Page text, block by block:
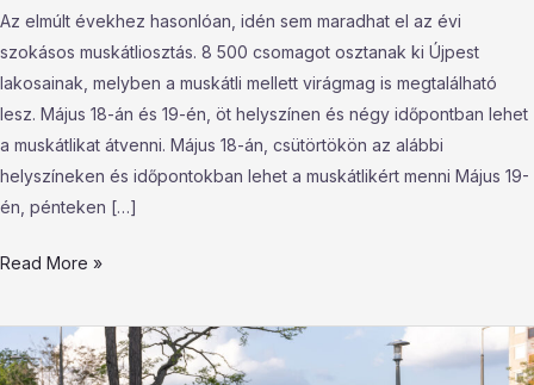
Az elmúlt évekhez hasonlóan, idén sem maradhat el az évi
szokásos muskátliosztás. 8 500 csomagot osztanak ki Újpest
lakosainak, melyben a muskátli mellett virágmag is megtalálható
lesz. Május 18-án és 19-én, öt helyszínen és négy időpontban lehet
a muskátlikat átvenni. Május 18-án, csütörtökön az alábbi
helyszíneken és időpontokban lehet a muskátlikért menni Május 19-
én, pénteken […]
Read More »
Átadták
a